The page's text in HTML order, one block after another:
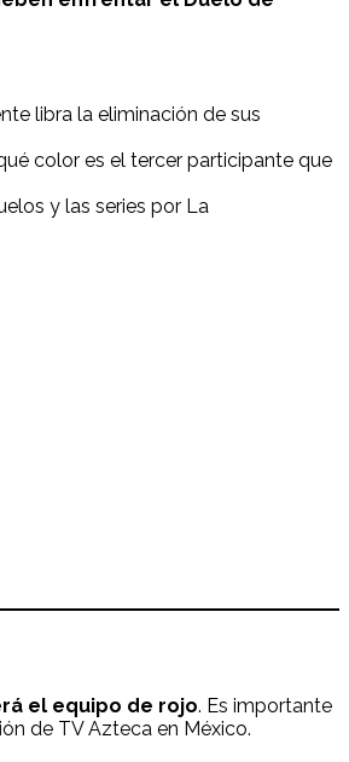
libra la eliminación de sus
color es el tercer participante que
y las series por La
el equipo de rojo. Es importante
de TV Azteca en México.